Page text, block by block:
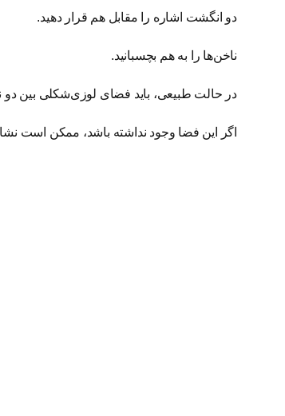
دو انگشت اشاره را مقابل هم قرار دهید.
ناخن‌ها را به هم بچسبانید.
در حالت طبیعی، باید فضای لوزی‌شکلی بین دو
اگر این فضا وجود نداشته باشد، ممکن است